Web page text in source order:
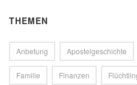
THEMEN
Anbetung Apostelgeschichte
Familie Finanzen